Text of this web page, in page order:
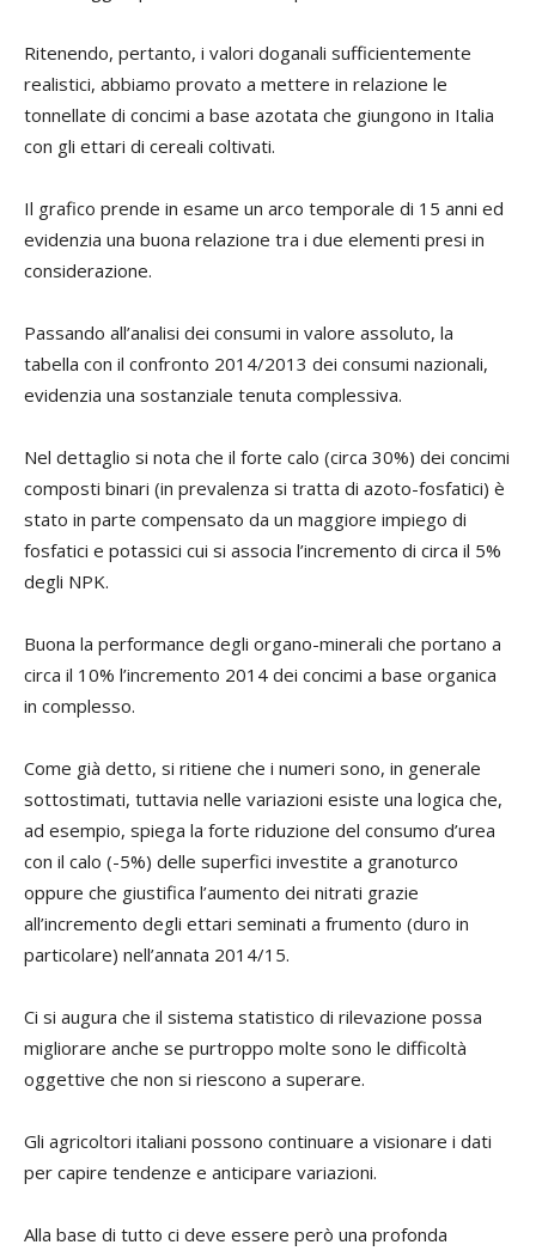
Ritenendo, pertanto, i valori doganali sufficientemente
realistici, abbiamo provato a mettere in relazione le
tonnellate di concimi a base azotata che giungono in Italia
con gli ettari di cereali coltivati.
Il grafico prende in esame un arco temporale di 15 anni ed
evidenzia una buona relazione tra i due elementi presi in
considerazione.
Passando all’analisi dei consumi in valore assoluto, la
tabella con il confronto 2014/2013 dei consumi nazionali,
evidenzia una sostanziale tenuta complessiva.
Nel dettaglio si nota che il forte calo (circa 30%) dei concimi
composti binari (in prevalenza si tratta di azoto-fosfatici) è
stato in parte compensato da un maggiore impiego di
fosfatici e potassici cui si associa l’incremento di circa il 5%
degli NPK.
Buona la performance degli organo-minerali che portano a
circa il 10% l’incremento 2014 dei concimi a base organica
in complesso.
Come già detto, si ritiene che i numeri sono, in generale
sottostimati, tuttavia nelle variazioni esiste una logica che,
ad esempio, spiega la forte riduzione del consumo d’urea
con il calo (-5%) delle superfici investite a granoturco
oppure che giustifica l’aumento dei nitrati grazie
all’incremento degli ettari seminati a frumento (duro in
particolare) nell’annata 2014/15.
Ci si augura che il sistema statistico di rilevazione possa
migliorare anche se purtroppo molte sono le difficoltà
oggettive che non si riescono a superare.
Gli agricoltori italiani possono continuare a visionare i dati
per capire tendenze e anticipare variazioni.
Alla base di tutto ci deve essere però una profonda